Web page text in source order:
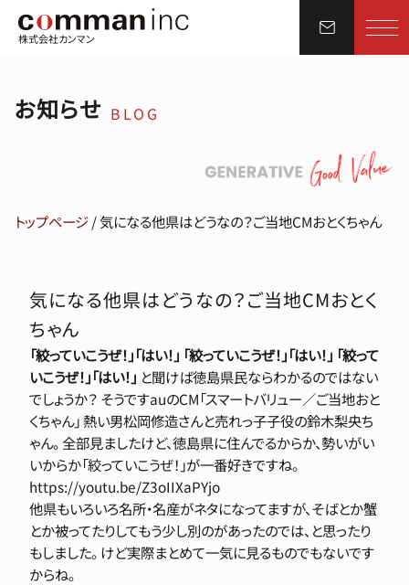
株式会社カンマン
お知らせ BLOG
トップページ/気になる他県はどうなの？ご当地CMおとくちゃん
気になる他県はどうなの？ご当地CMおとく
ちゃん
「絞っていこうぜ！」「はい！」 「絞っていこうぜ！」「はい！」 「絞って
いこうぜ！」「はい！」 と聞けば徳島県民ならわかるのではない
でしょうか？ そうですauのCM「スマートバリュー／ご当地おと
くちゃん」 熱い男松岡修造さんと売れっ子子役の鈴木梨央ち
ゃん。 全部見ましたけど、徳島県に住んでるからか、勢いがい
いからか「絞っていこうぜ！」が一番好きですね。
https://youtu.be/Z3oIIXaPYjo
他県もいろいろ名所・名産がネタになってますが、そばとか蟹
とか被ってたりしてもう少し別のがあったのでは、と思ったり
もしました。 けど実際まとめて一気に見るものでもないです
からね。